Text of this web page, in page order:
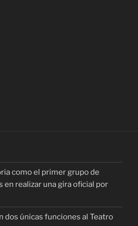
como el primer grupo de
en realizar una gira oficial por
dos únicas funciones al Teatro